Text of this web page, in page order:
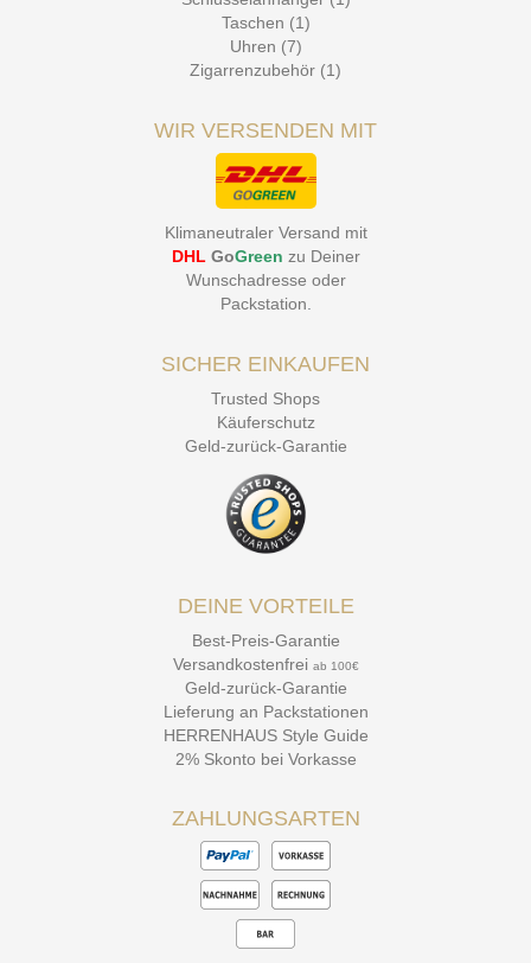
Taschen (1)
Uhren (7)
Zigarrenzubehör (1)
WIR VERSENDEN MIT
Klimaneutraler Versand mit
DHL GoGreen zu Deiner
Wunschadresse oder
Packstation
SICHER EINKAUFEN
Trusted Shops
Käuferschutz
Geld-zurück-Garantie
DEINE VORTEILE
Best-Preis-Garantie
Versandkostenfrei ab 100€
Geld-zurück-Garantie
Lieferung an Packstationen
HERRENHAUS Style Guide
2% Skonto bei Vorkasse
ZAHLUNGSARTEN